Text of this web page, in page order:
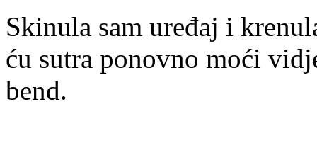
Skinula sam uređaj i
ću sutra ponovno moći
bend.